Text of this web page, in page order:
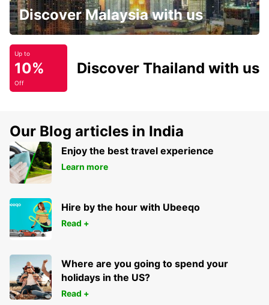
Discover Malaysia with us
Up to
10%
Off
Discover Thailand with us
Our Blog articles in India
Enjoy the best travel experience
Learn more
Hire by the hour with Ubeeqo
Read +
Where are you going to spend your
holidays in the US?
Read +